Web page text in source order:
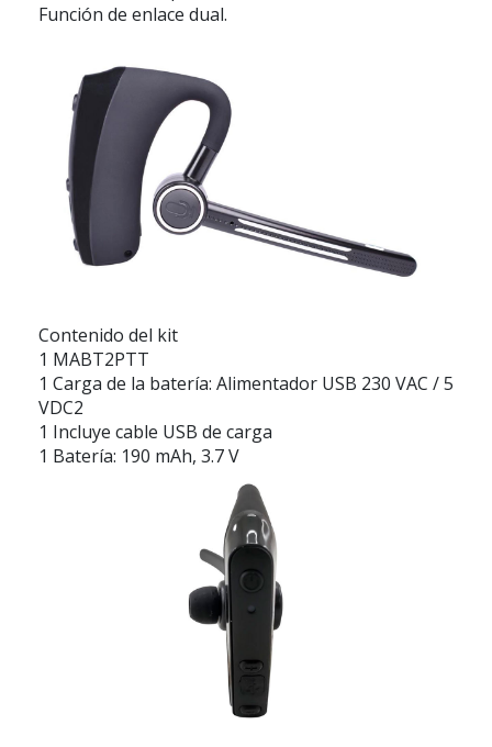
Función de enlace dual.
Contenido del kit
1 MABT2PTT
1 Carga de la batería: Alimentador USB 230 VAC / 5
VDC2
1 Incluye cable USB de carga
1 Batería: 190 mAh, 3.7 V